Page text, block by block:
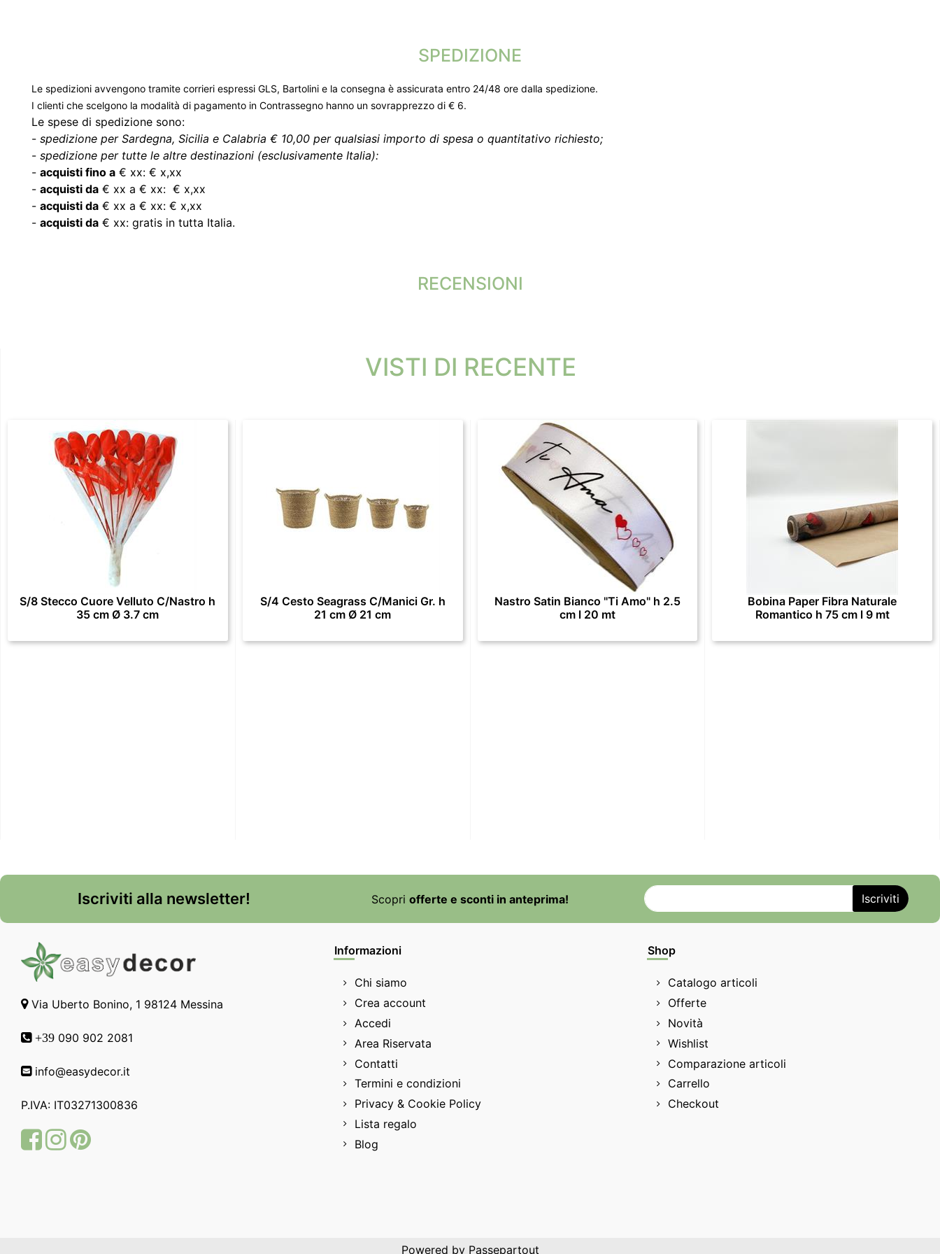
SPEDIZIONE
Le spedizioni avvengono tramite corrieri espressi GLS, Bartolini e la consegna è assicurata entro 24/48 ore dalla spedizione.
I clienti che scelgono la modalità di pagamento in Contrassegno hanno un sovrapprezzo di € 6.
Le spese di spedizione sono:
- spedizione per Sardegna, Sicilia e Calabria € 10,00 per qualsiasi importo di spesa o quantitativo richiesto;
- spedizione per tutte le altre destinazioni (esclusivamente Italia):
- acquisti fino a € xx: € x,xx
- acquisti da € xx a € xx: € x,xx
- acquisti da € xx a € xx: € x,xx
- acquisti da € xx: gratis in tutta Italia.
RECENSIONI
VISTI DI RECENTE
S/8 Stecco Cuore Velluto C/Nastro h
35 cm Ø 3.7 cm
S/4 Cesto Seagrass C/Manici Gr. h
21 cm Ø 21 cm
Nastro Satin Bianco "Ti Amo" h 2.5
cm l 20 mt
Bobina Paper Fibra Naturale
Romantico h 75 cm l 9 mt
Iscriviti alla newsletter! Scopri offerte e sconti in anteprima!
Via Uberto Bonino, 1 98124 Messina
+39 090 902 2081
info@easydecor.it
P.IVA: IT03271300836
FacebookInstagram
Pinterest
Informazioni
Chi siamo
Crea account
Accedi
Area Riservata
Contatti
Termini e condizioni
Privacy & Cookie Policy
Lista regalo
Blog
Shop
Catalogo articoli
Offerte
Novità
Wishlist
Comparazione articoli
Carrello
Checkout
Powered by Passepartout